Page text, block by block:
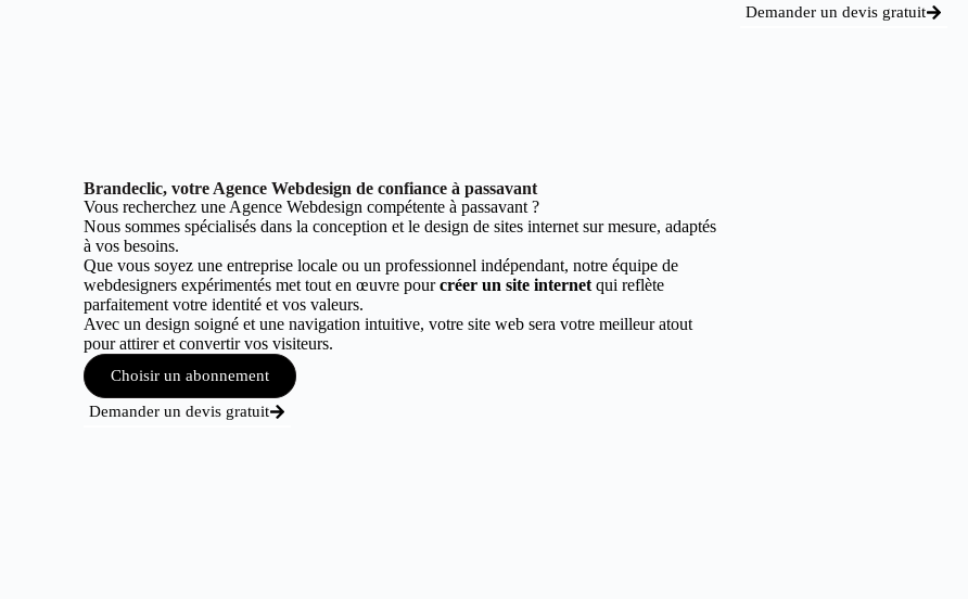
Demander un devis gratuit
Brandeclic, votre Agence Webdesign de confiance à passavant
Vous recherchez une Agence Webdesign compétente à passavant ?
Nous sommes spécialisés dans la conception et le design de sites internet sur mesure, adaptés
à vos besoins.
Que vous soyez une entreprise locale ou un professionnel indépendant, notre équipe de
webdesigners expérimentés met tout en œuvre pourcréer un site internetqui reflète
parfaitement votre identité et vos valeurs.
Avec un design soigné et une navigation intuitive, votre site web sera votre meilleur atout
pour attirer et convertir vos visiteurs.
Choisir un abonnement
Demander un devis gratuit